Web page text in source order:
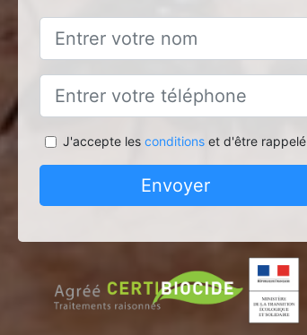
J'accepte les conditionset d'être rappelé
Envoyer